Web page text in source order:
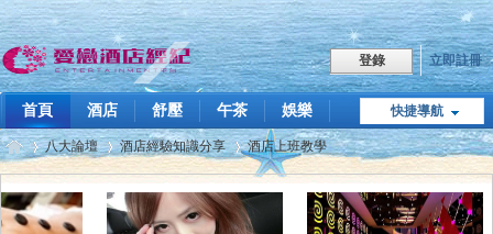
登錄 立即註冊
快捷導航
首頁 酒店 舒壓 午茶
娛樂
職缺
點我LINE 飯局傳播 技巧教學 關於我們
八大論壇 酒店經驗知識分享 酒店上班教學